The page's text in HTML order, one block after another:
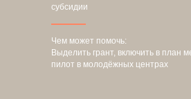
субсидии
Чем может помочь:
Выделить грант, включить в план
пилот в молодёжных центрах